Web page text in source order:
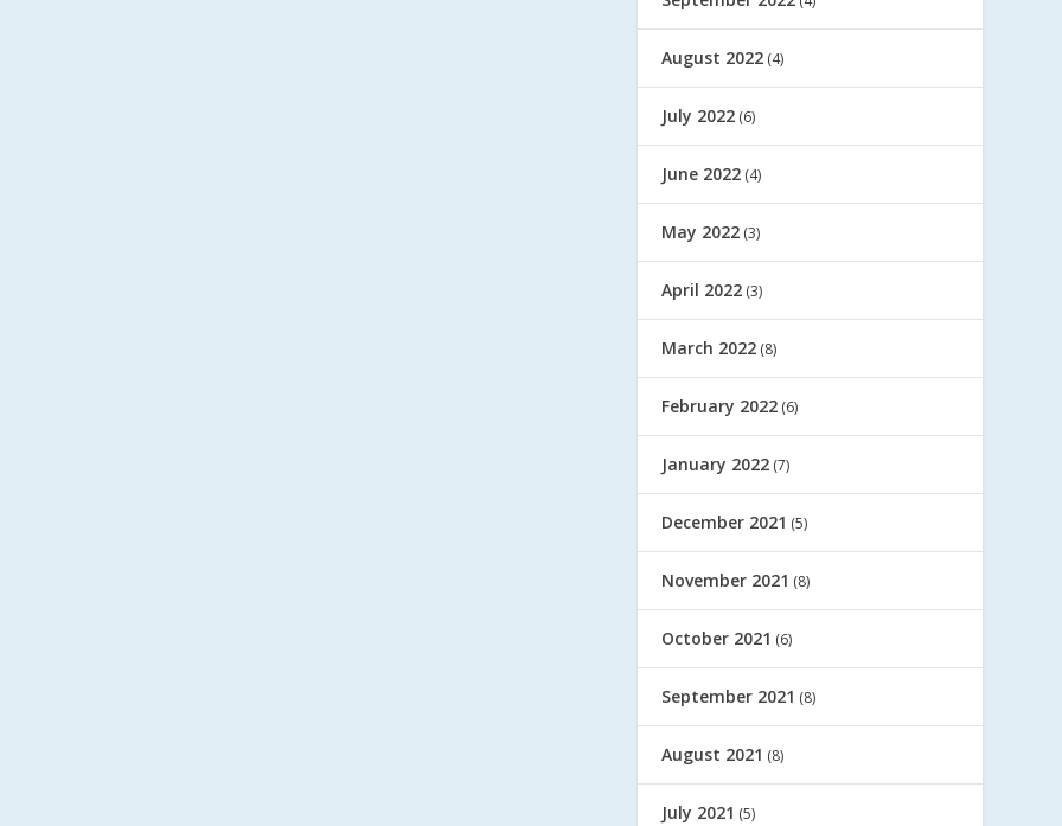
August 2022 (4)
July 2022 (6)
June 2022 (4)
May 2022 (3)
April 2022 (3)
March 2022 (8)
February 2022 (6)
January 2022 (7)
December 2021 (5)
November 2021 (8)
October 2021 (6)
September 2021 (8)
August 2021 (8)
July 2021 (5)